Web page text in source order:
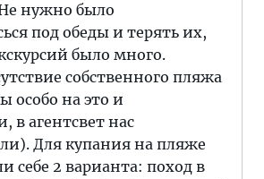
нужно было
под обеды и терять их,
было много.
собственного пляжа
особо на это и
в агентсвет нас
Для купания на пляже
себе 2 варианта: поход в